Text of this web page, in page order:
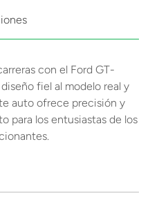
con el Ford GT-
fiel al modelo real y
auto ofrece precisión y
para los entusiastas de los